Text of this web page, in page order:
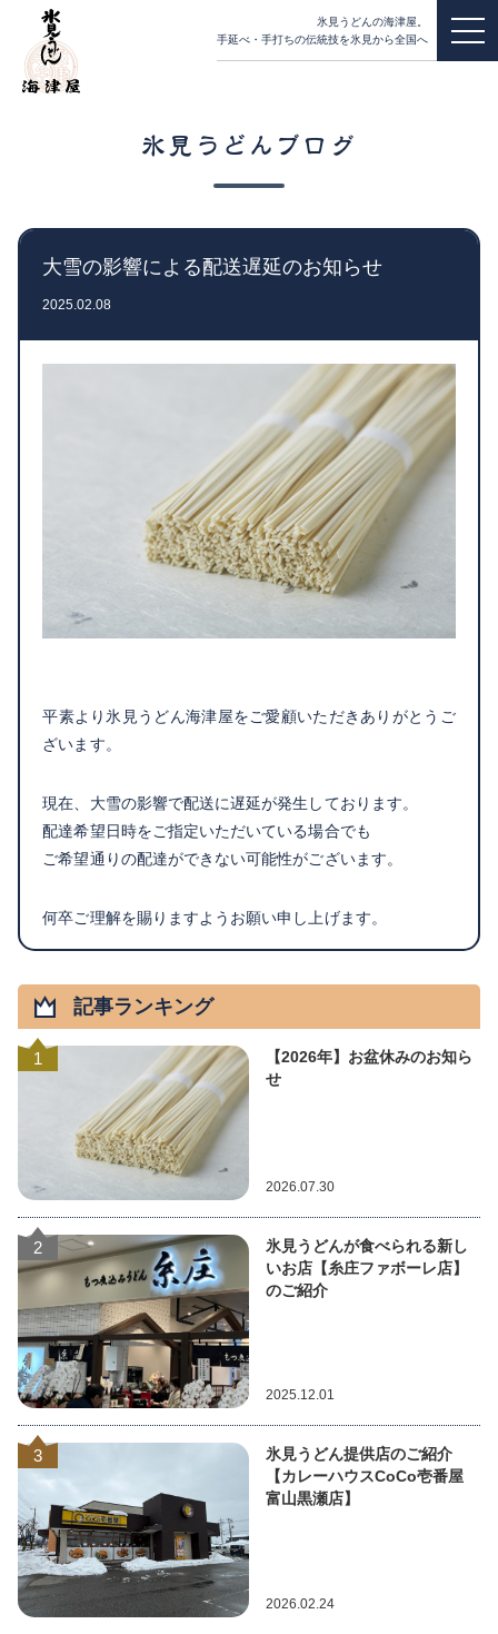
氷見うどんの海津屋。
手延べ・手打ちの伝統技を氷見から全国へ
氷見うどんブログ
大雪の影響による配送遅延のお知らせ
2025.02.08
平素より氷見うどん海津屋をご愛顧いただきありがとうご
ざいます。
現在、大雪の影響で配送に遅延が発生しております。
配達希望日時をご指定いただいている場合でも
ご希望通りの配達ができない可能性がございます。
何卒ご理解を賜りますようお願い申し上げます。
記事ランキング
1
【2026年】お盆休みのお知ら
せ
2026.07.30
2
氷見うどんが食べられる新し
いお店【糸庄ファボーレ店】
のご紹介
2025.12.01
3
氷見うどん提供店のご紹介
【カレーハウスCoCo壱番屋
富山黒瀬店】
2026.02.24